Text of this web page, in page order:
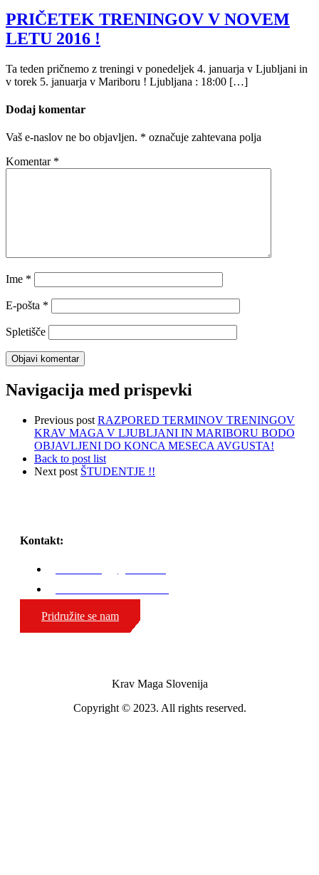
PRIČETEK TRENINGOV V NOVEM
LETU 2016 !
Ta teden pričnemo z treningi v ponedeljek 4. januarja v Ljubljani in
v torek 5. januarja v Mariboru ! Ljubljana : 18:00 […]
Dodaj komentar
Vaš e-naslov ne bo objavljen. * označuje zahtevana polja
Komentar *
Ime *
E-pošta *
Spletišče
Navigacija med prispevki
Previous post RAZPORED TERMINOV TRENINGOV
KRAV MAGA V LJUBLJANI IN MARIBORU BODO
OBJAVLJENI DO KONCA MESECA AVGUSTA!
Back to post list
Next post ŠTUDENTJE !!
Kontakt:
Pridružite se nam
Krav Maga Slovenija
Copyright © 2023. All rights reserved.